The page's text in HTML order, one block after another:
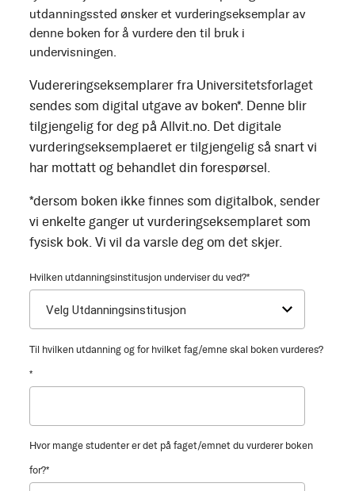
utdanningssted ønsker et vurderingseksemplar av
denne boken for å vurdere den til bruk i
undervisningen.
Vudereringseksemplarer fra Universitetsforlaget
sendes som digital utgave av boken*. Denne blir
tilgjengelig for deg på Allvit.no. Det digitale
vurderingseksemplaeret er tilgjengelig så snart vi
har mottatt og behandlet din forespørsel.
*dersom boken ikke finnes som digitalbok, sender
vi enkelte ganger ut vurderingseksemplaret som
fysisk bok. Vi vil da varsle deg om det skjer.
Hvilken utdanningsinstitusjon underviser du ved?*
Til hvilken utdanning og for hvilket fag/emne skal boken vurderes?
*
Hvor mange studenter er det på faget/emnet du vurderer boken
for?*